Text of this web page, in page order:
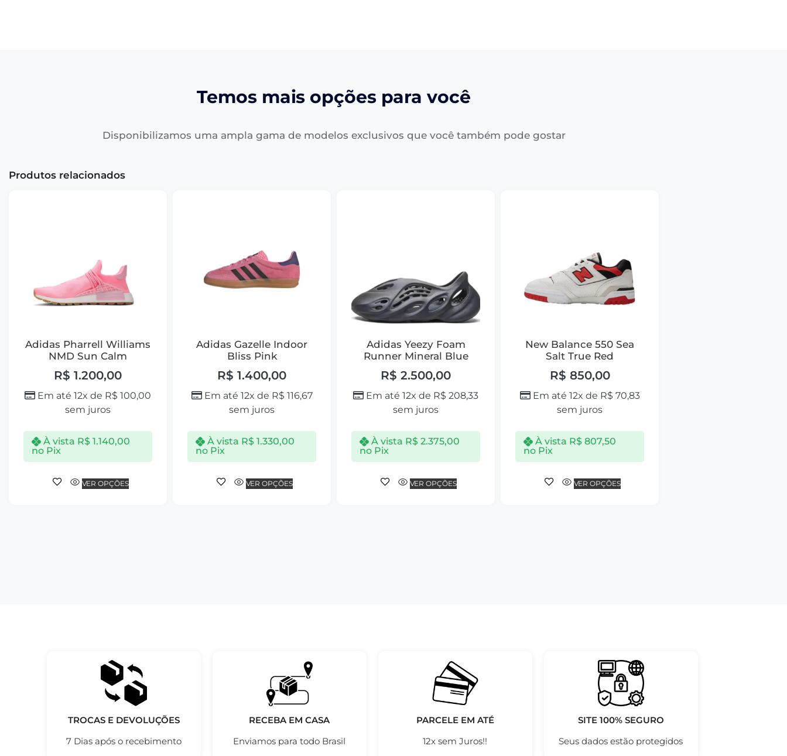
Temos mais opções para você
Disponibilizamos uma ampla gama de modelos exclusivos que você também pode gostar
Produtos relacionados
Adidas Pharrell Williams
NMD Sun Calm
R$ 1.200,00
Em até 12x de R$ 100,00
sem juros
À vista R$1.140,00
no Pix
VER OPÇÕES
Adidas Gazelle Indoor
Bliss Pink
R$ 1.400,00
Em até 12x de R$ 116,67
sem juros
À vista R$1.330,00
no Pix
VER OPÇÕES
Adidas Yeezy Foam
Runner Mineral Blue
R$ 2.500,00
Em até 12x de R$ 208,33
sem juros
À vista R$2.375,00
no Pix
VER OPÇÕES
New Balance 550 Sea
Salt True Red
R$ 850,00
Em até 12x de R$ 70,83
sem juros
À vista R$807,50
no Pix
VER OPÇÕES
TROCAS E DEVOLUÇÕES
7 Dias após o recebimento
RECEBA EM CASA
Enviamos para todo Brasil
PARCELE EM ATÉ
12x sem Juros!!
SITE 100% SEGURO
Seus dados estão protegidos